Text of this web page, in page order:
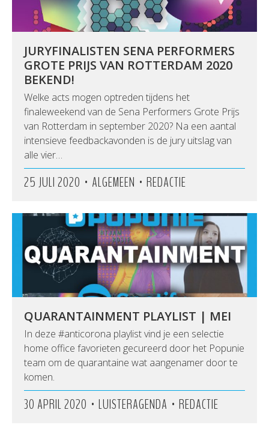
JURYFINALISTEN SENA PERFORMERS
GROTE PRIJS VAN ROTTERDAM 2020
BEKEND!
Welke acts mogen optreden tijdens het
finaleweekend van de Sena Performers Grote Prijs
van Rotterdam in september 2020? Na een aantal
intensieve feedbackavonden is de jury uitslag van
alle vier…
25 JULI 2020 • ALGEMEEN • REDACTIE
QUARANTAINMENT PLAYLIST | MEI
In deze #anticorona playlist vind je een selectie
home office favorieten gecureerd door het Popunie
team om de quarantaine wat aangenamer door te
komen.
30 APRIL 2020 • LUISTERAGENDA • REDACTIE